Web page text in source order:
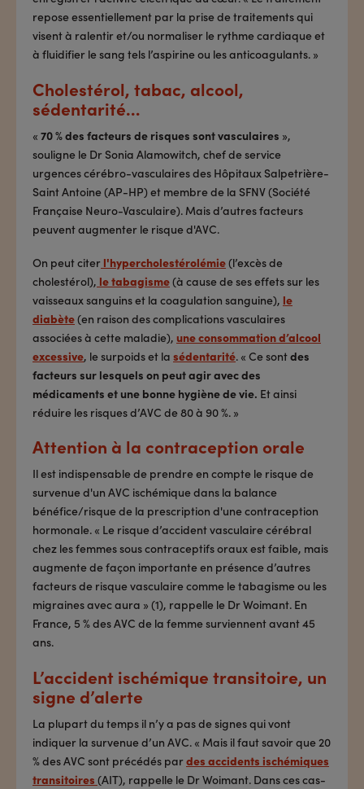
repose essentiellement par la prise de traitements qui
visent à ralentir et/ou normaliser le rythme cardiaque et
à fluidifier le sang tels l’aspirine ou les anticoagulants. »
Cholestérol, tabac, alcool,
sédentarité…
« 70 % des facteurs de risques sont vasculaires »,
souligne le Dr Sonia Alamowitch, chef de service
urgences cérébro-vasculaires des Hôpitaux Salpetrière-
Saint Antoine (AP-HP) et membre de la SFNV (Société
Française Neuro-Vasculaire). Mais d’autres facteurs
peuvent augmenter le risque d'AVC.
On peut citer l'hypercholestérolémie(l’excès de
cholestérol), le tabagisme(à cause de ses effets sur les
vaisseaux sanguins et la coagulation sanguine), le
diabète(en raison des complications vasculaires
associées à cette maladie), une consommation d’alcool
excessive, le surpoids et la sédentarité. « Ce sontdes
facteurs sur lesquels on peut agir avec des
médicaments et une bonne hygiène de vie. Et ainsi
réduire les risques d’AVC de 80 à 90 %. »
Attention à la contraception orale
Il est indispensable de prendre en compte le risque de
survenue d'un AVC ischémique dans la balance
bénéfice/risque de la prescription d'une contraception
hormonale. « Le risque d’accident vasculaire cérébral
chez les femmes sous contraceptifs oraux est faible, mais
augmente de façon importante en présence d’autres
facteurs de risque vasculaire comme le tabagisme ou les
migraines avec aura » (1), rappelle le Dr Woimant. En
France, 5 % des AVC de la femme surviennent avant 45
ans.
L’accident ischémique transitoire, un
signe d’alerte
La plupart du temps il n’y a pas de signes qui vont
indiquer la survenue d’un AVC. « Mais il faut savoir que 20
% des AVC sont précédés pardes accidents ischémiques
transitoires (AIT), rappelle le Dr Woimant. Dans ces cas-